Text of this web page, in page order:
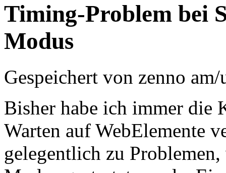
Timing-Problem bei
Modus
Gespeichert von zenno am/
Bisher habe ich immer die
Warten auf WebElemente
gelegentlich zu